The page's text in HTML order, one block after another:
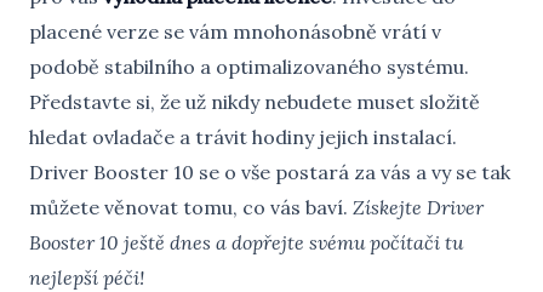
placené verze se vám mnohonásobně vrátí v
podobě stabilního a optimalizovaného systému.
Představte si, že už nikdy nebudete muset složitě
hledat ovladače a trávit hodiny jejich instalací.
Driver Booster 10 se o vše postará za vás a vy se tak
můžete věnovat tomu, co vás baví. Získejte Driver
Booster 10 ještě dnes a dopřejte svému počítači tu
nejlepší péči!